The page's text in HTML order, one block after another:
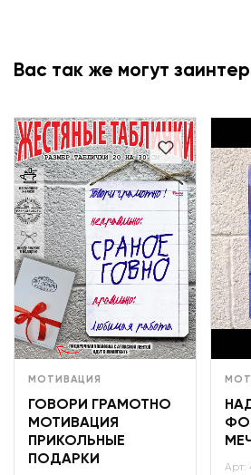
Вас так же могут
МОТИВАЦИЯ
ГОВОРИ ГРАМОТНО
МОТИВАЦИЯ
ПРИКОЛЬНЫЕ
ПОДАРКИ
Арт: